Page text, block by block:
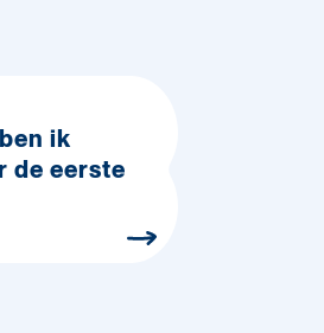
ik
de eerste